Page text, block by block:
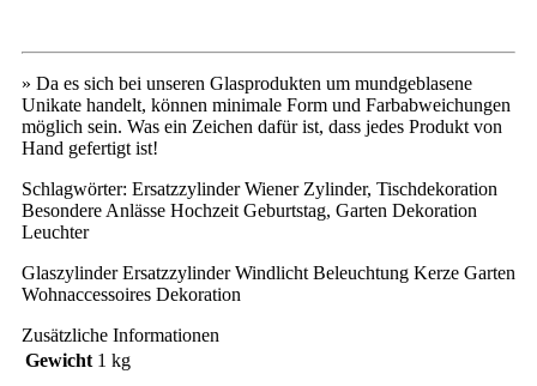
» Da es sich bei unseren Glasprodukten um mundgeblasene
Unikate handelt, können minimale Form und Farbabweichungen
möglich sein. Was ein Zeichen dafür ist, dass jedes Produkt von
Hand gefertigt ist!
Schlagwörter: Ersatzzylinder Wiener Zylinder, Tischdekoration
Besondere Anlässe Hochzeit Geburtstag, Garten Dekoration
Leuchter
Glaszylinder Ersatzzylinder Windlicht Beleuchtung Kerze Garten
Wohnaccessoires Dekoration
Zusätzliche Informationen
Gewicht 1 kg